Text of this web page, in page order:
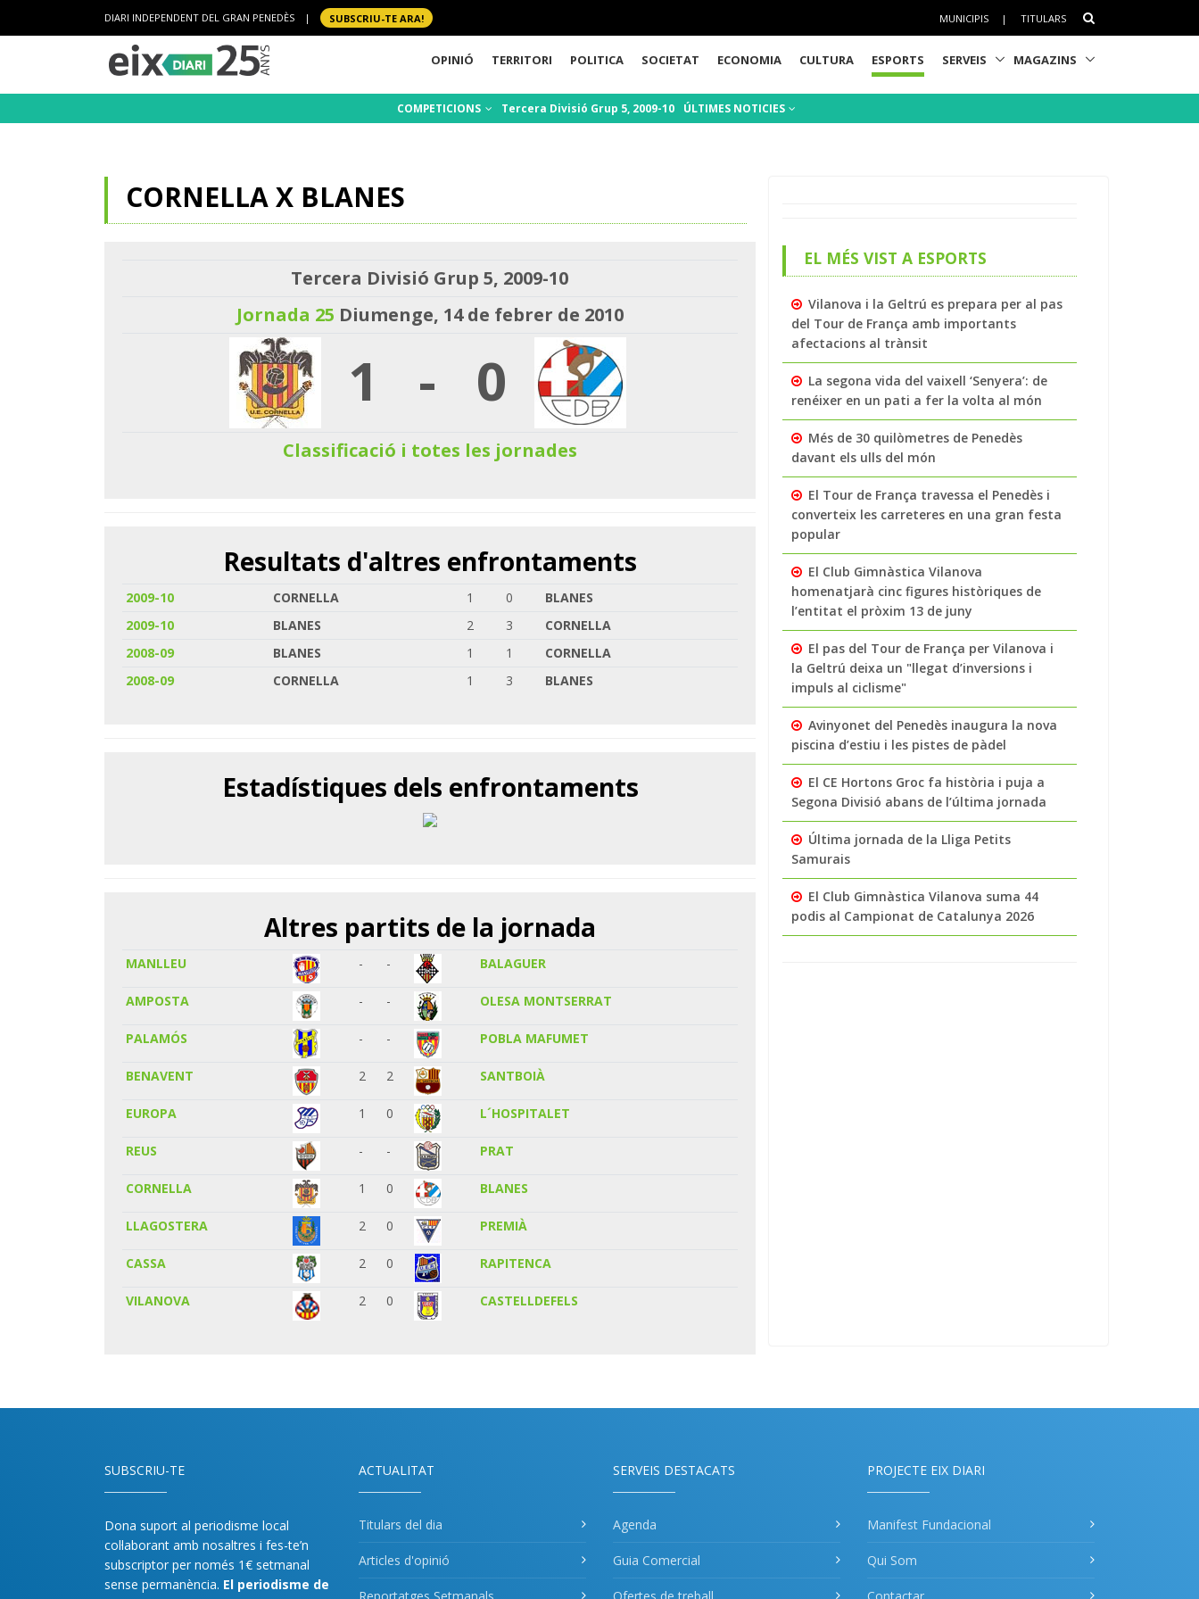
DIARI INDEPENDENT DEL GRAN PENEDÈS | SUBSCRIU-TE ARA! MUNICIPIS | TITULARS
OPINIÓ TERRITORI POLITICA SOCIETAT ECONOMIA CULTURA ESPORTS SERVEIS MAGAZINS
COMPETICIONS Tercera Divisió Grup 5, 2009-10 ÚLTIMES NOTICIES
CORNELLA X BLANES
Tercera Divisió Grup 5, 2009-10
Jornada 25 Diumenge, 14 de febrer de 2010
1 - 0
Classificació i totes les jornades
Resultats d'altres enfrontaments
2009-10 CORNELLA 1 0
BLANES
2009-10
BLANES 2 3
CORNELLA
2008-09
BLANES 1 1
CORNELLA
2008-09
CORNELLA 1 3 BLANES
Estadístiques dels enfrontaments
Altres partits de la jornada
MANLLEU - - BALAGUER
AMPOSTA - - OLESA MONTSERRAT
PALAMÓS - - POBLA MAFUMET
BENAVENT 2 2 SANTBOIÀ
EUROPA 1 0 L´HOSPITALET
REUS - - PRAT
CORNELLA 1 0 BLANES
LLAGOSTERA 2 0 PREMIÀ
CASSA 2 0 RAPITENCA
VILANOVA 2 0 CASTELLDEFELS
EL MÉS VIST A ESPORTS
Vilanova i la Geltrú es prepara per al pas
del Tour de França amb importants
afectacions al trànsit
La segona vida del vaixell ‘Senyera’: de
renéixer en un pati a fer la volta al món
Més de 30 quilòmetres de Penedès
davant els ulls del món
El Tour de França travessa el Penedès i
converteix les carreteres en una gran festa
popular
El Club Gimnàstica Vilanova
homenatjarà cinc figures històriques de
l’entitat el pròxim 13 de juny
El pas del Tour de França per Vilanova i
la Geltrú deixa un "llegat d’inversions i
impuls al ciclisme"
Avinyonet del Penedès inaugura la nova
piscina d’estiu i les pistes de pàdel
El CE Hortons Groc fa història i puja a
Segona Divisió abans de l’última jornada
Última jornada de la Lliga Petits
Samurais
El Club Gimnàstica Vilanova suma 44
podis al Campionat de Catalunya 2026
SUBSCRIU-TE
Dona suport al periodisme local
col·laborant amb nosaltres i fes-te’n
subscriptor per només 1€ setmanal
sense permanència. El periodisme de
ACTUALITAT
Titulars del dia
Articles d'opinió
SERVEIS DESTACATS
Agenda
Guia Comercial
PROJECTE EIX DIARI
Manifest Fundacional
Qui Som